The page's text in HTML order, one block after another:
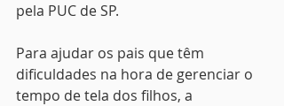
pela PUC de SP.
Para ajudar os pais que têm
dificuldades na hora de gerenciar o
tempo de tela dos filhos, a